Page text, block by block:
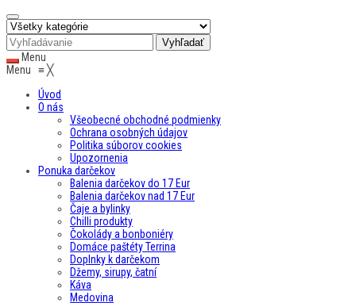
Menu
Menu ≡╳
Úvod
O nás
Všeobecné obchodné podmienky
Ochrana osobných údajov
Politika súborov cookies
Upozornenia
Ponuka darčekov
Balenia darčekov do 17 Eur
Balenia darčekov nad 17 Eur
Čaje a bylinky
Chilli produkty
Čokolády a bonboniéry
Domáce paštéty Terrina
Doplnky k darčekom
Džemy, sirupy, čatní
Káva
Medovina